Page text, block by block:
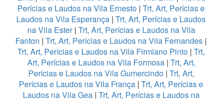
Perícias e Laudos na Vila Ernesto | Trt, Art, Perícias e
Laudos na Vila Esperança | Trt, Art, Perícias e Laudos
na Vila Ester| Trt, Art, Perícias e Laudos na Vila
Fanton | Trt, Art, Perícias e Laudos na Vila Fernandes |
Trt, Art, Perícias e Laudos na Vila Firmiano Pinto | Trt,
Art, Perícias e Laudos na Vila Formosa| Trt, Art,
Perícias e Laudos na Vila Gumercindo| Trt, Art,
Perícias e Laudos na Vila França | Trt, Art, Perícias e
Laudos na Vila Gea| Trt, Art, Perícias e Laudos na